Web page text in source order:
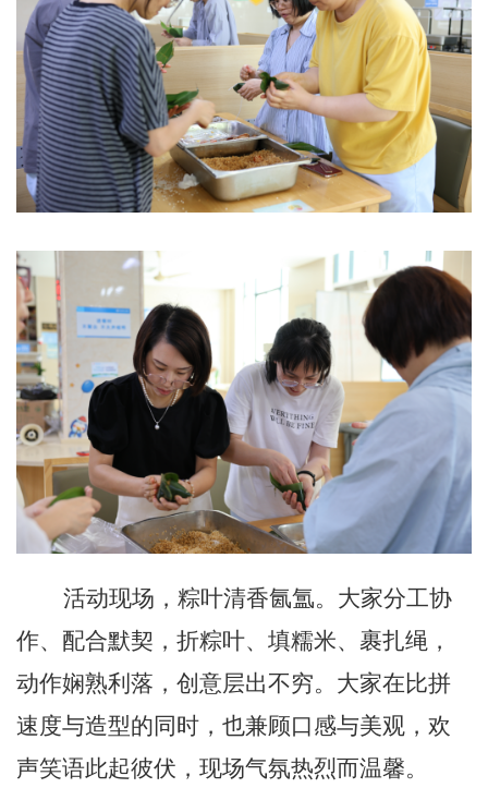
活动现场，粽叶清香氤氲。 大家分工协
作、配合默契，折粽叶、填糯米、裹扎绳，
动作娴熟利落，创意层出不穷。大家在比拼
速度与造型的同时，也兼顾口感与美观，欢
声笑语此起彼伏，现场气氛热烈而温馨。